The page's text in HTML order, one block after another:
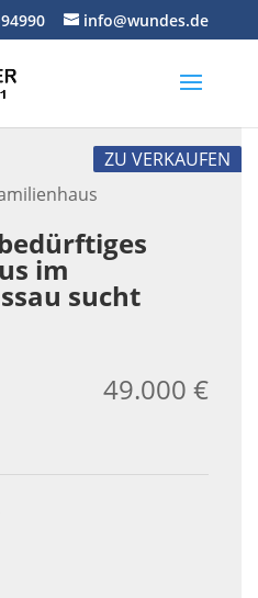
info@wundes.de
ZU VERKAUFEN
im
sucht
49.000 €